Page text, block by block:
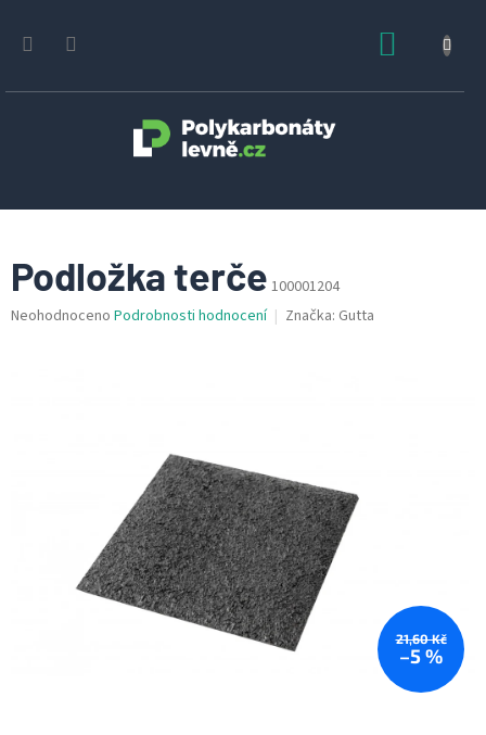
obsah
Podložka terče 100001204
Průměrné
Neohodnoceno Podrobnosti hodnocení Značka: Gutta
21,60 Kč
–5 %